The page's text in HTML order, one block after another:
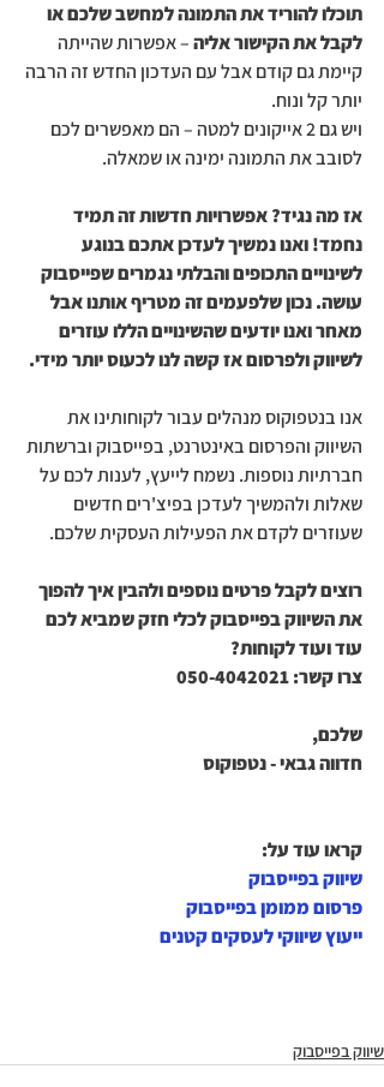
תוכלו להוריד את התמונה למחשב שלכם או
לקבל את הקישור אליה – אפשרות שהייתה
קיימת גם קודם אבל עם העדכון החדש זה הרבה
יותר קל ונוח.
ויש גם 2 אייקונים למטה – הם מאפשרים לכם
לסובב את התמונה ימינה או שמאלה.
אז מה נגיד? אפשרויות חדשות זה תמיד
נחמד! ואנו נמשיך לעדכן אתכם בנוגע
לשינויים התכופים והבלתי נגמרים שפייסבוק
עושה. נכון שלפעמים זה מטריף אותנו אבל
מאחר ואנו יודעים שהשינויים הללו עוזרים
לשיווק ולפרסום אז קשה לנו לכעוס יותר מידי.
אנו בנטפוקוס מנהלים עבור לקוחותינו את
השיווק והפרסום באינטרנט, בפייסבוק וברשתות
חברתיות נוספות. נשמח לייעץ, לענות לכם על
שאלות ולהמשיך לעדכן בפיצ'רים חדשים
שעוזרים לקדם את הפעילות העסקית שלכם.
רוצים לקבל פרטים נוספים ולהבין איך להפוך
את השיווק בפייסבוק לכלי חזק שמביא לכם
עוד ועוד לקוחות?
צרו קשר: 050-4042021
שלכם,
חדווה גבאי - נטפוקוס
קראו עוד על:
שיווק בפייסבוק
פרסום ממומן בפייסבוק
ייעוץ שיווקי לעסקים קטנים
שיווק בפייסבוק